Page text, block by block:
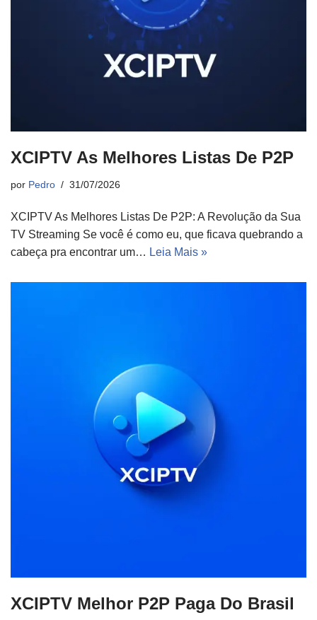
XCIPTV As Melhores Listas De P2P
por Pedro 31/07/2026
XCIPTV As Melhores Listas De P2P: A Revolução da Sua
TV Streaming Se você é como eu, que ficava quebrando a
cabeça pra encontrar um… Leia Mais »
XCIPTV Melhor P2P Paga Do Brasil